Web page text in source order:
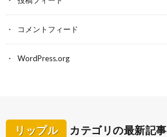
コメントフィード
WordPress.org
リップル カテゴリの最新記事